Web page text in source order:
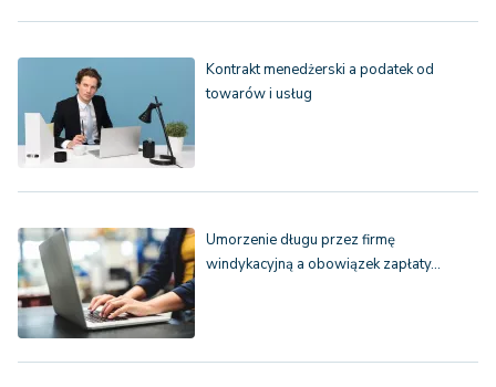
Kontrakt menedżerski a podatek od
towarów i usług
Umorzenie długu przez firmę
windykacyjną a obowiązek zapłaty…